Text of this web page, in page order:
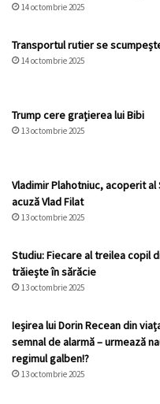
14 octombrie 2025
Transportul rutier se
14 octombrie 2025
Trump cere grațierea lui Bibi
13 octombrie 2025
Vladimir Plahotniuc, acoperit al
acuză Vlad Filat
13 octombrie 2025
Studiu: Fiecare al treilea copil
trăiește în sărăcie
13 octombrie 2025
Ieșirea lui Dorin Recean din
semnal de alarmă – urmează
regimul galben!?
13 octombrie 2025